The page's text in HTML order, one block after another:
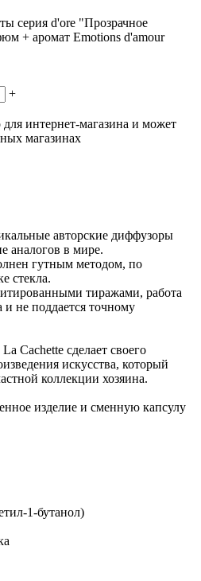
серия d'ore "Прозрачное
+ аромат Emotions d'amour
+
интернет-магазина и может
магазинах
авторские диффузоры
аналогов в мире.
гутным методом, по
стекла.
тиражами, работа
и не поддается точному
Cachette сделает своего
искусства, который
коллекции хозяина.
изделие и сменную капсулу
1-бутанол)